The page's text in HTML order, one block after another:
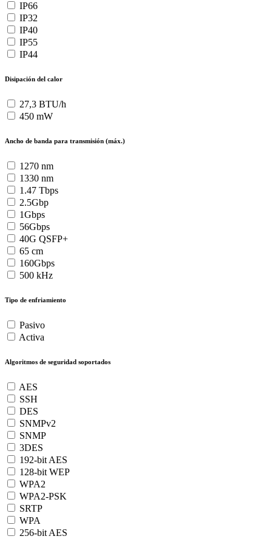
IP66
IP32
IP40
IP55
IP44
Disipación del calor
27,3 BTU/h
450 mW
Ancho de banda para transmisión (máx.)
1270 nm
1330 nm
1.47 Tbps
2.5Gbp
1Gbps
56Gbps
40G QSFP+
65 cm
160Gbps
500 kHz
Tipo de enfriamiento
Pasivo
Activa
Algoritmos de seguridad soportados
AES
SSH
DES
SNMPv2
SNMP
3DES
192-bit AES
128-bit WEP
WPA2
WPA2-PSK
SRTP
WPA
256-bit AES